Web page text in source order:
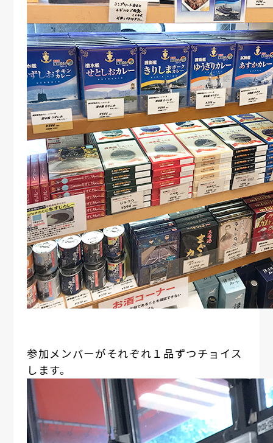
参加メンバーがそれぞれ１品ずつチョイス
します。